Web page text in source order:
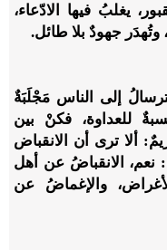
يغلبُ فيها الادّعاء،
وتُهدَر جهودٌ بلا طائل.
إلى الناس مَجْلَبَةٌ
للعداوة، فكنْ بين
ألا ترى أن الانقباض
نعم، الانقباضُ عن أهل
والإغماضُ عن